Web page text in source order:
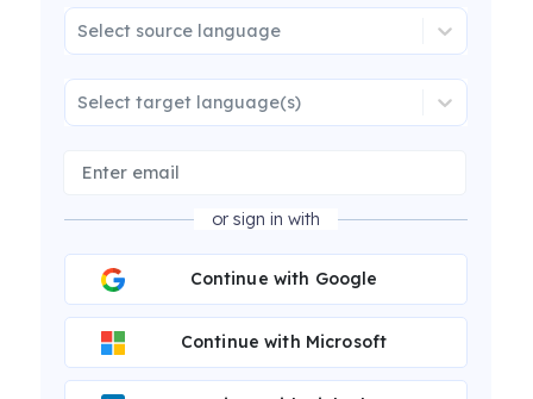
Select source language
Select target language(s)
or sign in with
Continue with Google
Continue with Microsoft